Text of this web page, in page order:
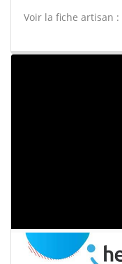
Voir la fiche artisan :